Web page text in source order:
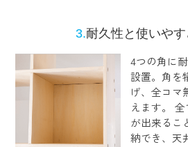
3.耐久性と使いや
4つの角に
設置。角を
げ、全コマ
えます。
が出来るこ
納でき、天